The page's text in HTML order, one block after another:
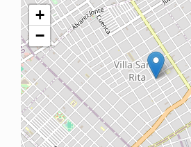
+
−